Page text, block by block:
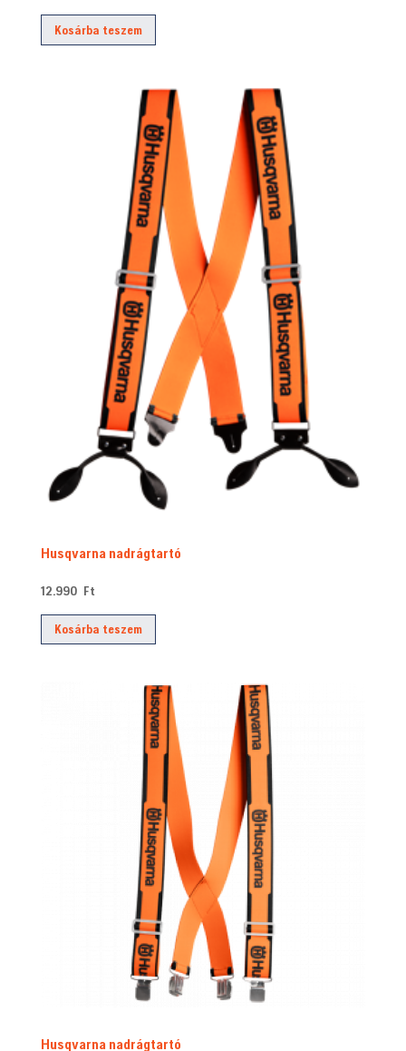
Kosárba teszem
Husqvarna nadrágtartó
12.990 Ft
Kosárba teszem
Husqvarna nadrágtartó